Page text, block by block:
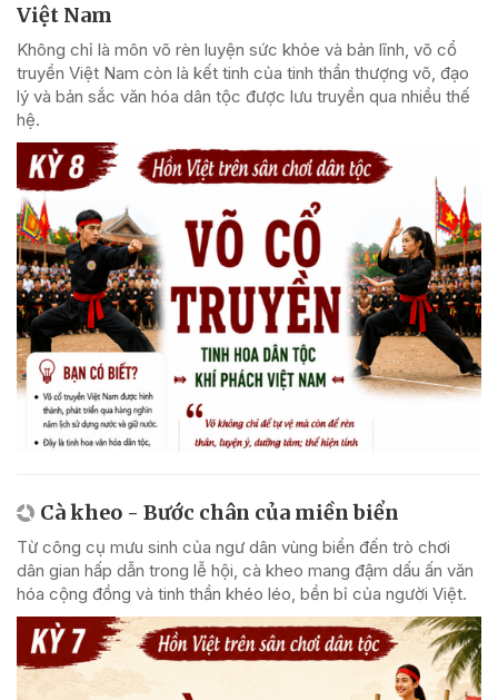
Việt Nam
Không chỉ là môn võ rèn luyện sức khỏe và bản lĩnh, võ cổ
truyền Việt Nam còn là kết tinh của tinh thần thượng võ, đạo
lý và bản sắc văn hóa dân tộc được lưu truyền qua nhiều thế
hệ.
Cà kheo - Bước chân của miền biển
Từ công cụ mưu sinh của ngư dân vùng biển đến trò chơi
dân gian hấp dẫn trong lễ hội, cà kheo mang đậm dấu ấn văn
hóa cộng đồng và tinh thần khéo léo, bền bỉ của người Việt.